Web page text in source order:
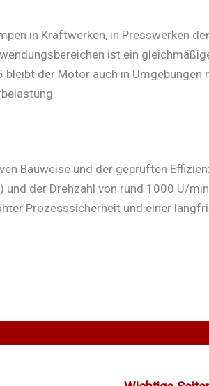
in Kraftwerken, in Presswerken
ist ein
der Motor auch in
Bauweise und der geprüften
der Drehzahl von rund 1000 U/
Prozesssicherheit und einer